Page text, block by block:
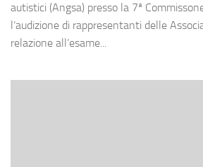
autistici (Angsa) presso la 7ª
l’audizione di rappresentanti delle
relazione all’esame...